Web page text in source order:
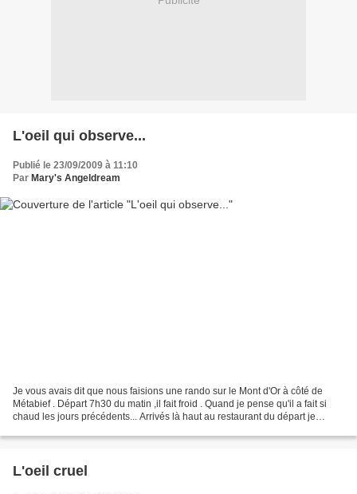
L'oeil qui observe...
Publié le 23/09/2009 à 11:10
Par Mary's Angeldream
Je vous avais dit que nous faisions une rando sur le Mont d'Or à côté de
Métabief . Départ 7h30 du matin ,il fait froid . Quand je pense qu'il a fait si
chaud les jours précédents... Arrivés là haut au restaurant du départ je
L'oeil cruel